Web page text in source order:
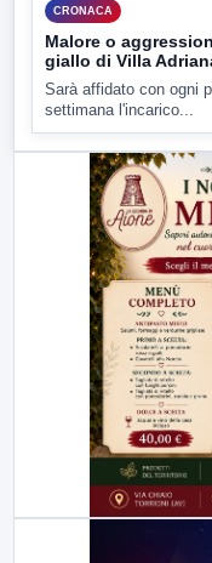
CRONACA
Malore o
giallo di Villa
Sarà affidato con ogni
settimana l'incarico...